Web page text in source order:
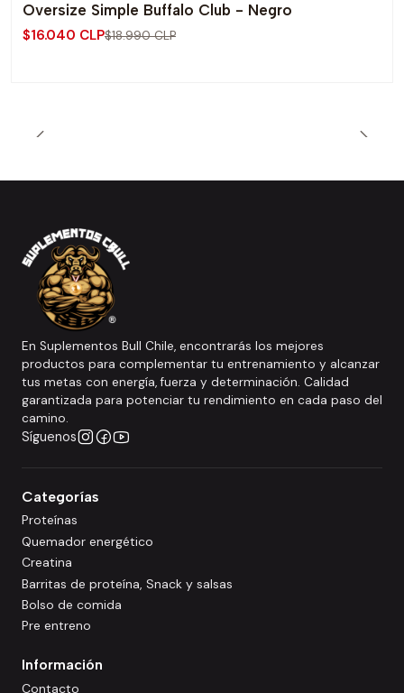
-16% OFF
Oversize Simple Buffalo Club - Negro
$16.040 CLP$18.990 CLP
En Suplementos Bull Chile, encontrarás los mejores
productos para complementar tu entrenamiento y alcanzar
tus metas con energía, fuerza y determinación. Calidad
garantizada para potenciar tu rendimiento en cada paso del
camino.
Síguenos
Categorías
Proteínas
Quemador energético
Creatina
Barritas de proteína, Snack y salsas
Bolso de comida
Pre entreno
Información
Contacto